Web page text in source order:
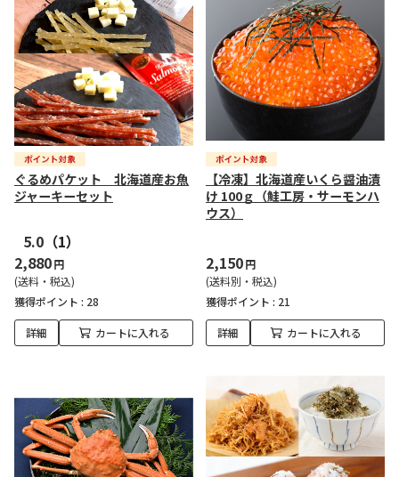
ぐるめパケット 北海道産お魚
ジャーキーセット
5.0 （1）
2,880円
(送料・税込)
獲得ポイント : 28
詳細 カートに入れる
【冷凍】北海道産いくら醤油漬
け 100ｇ（鮭工房・サーモンハ
ウス）
2,150円
(送料別・税込)
獲得ポイント : 21
詳細 カートに入れる